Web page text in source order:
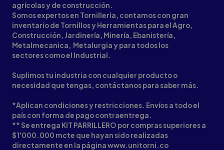
agrícolas y de construcción.
Somos expertos en Tornilleria, contamos con gran
inventario de Tornillos y Herramientas para el Agro,
Construcción, Jardinería, Minería, Ebanistería,
Metalmecanica, Metalurgia y para todos los
sectores como el Industrial.
Suplimos tu industria con cualquier producto o
necesidad que tengas, contáctanos para saber más.
*Aplican condiciones y restricciones. Envíos a todo el
país con forma de pago contraentrega.
** Se entrega KIT PARRILLERO por compras superiores a
$1'000.000 mcte que hayan sido realizadas
directamente en la página www.unitorni.co